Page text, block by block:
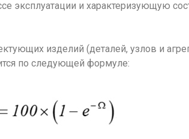
эксплуатации и характеризующую
изделий (деталей, узлов и
по следующей формуле: